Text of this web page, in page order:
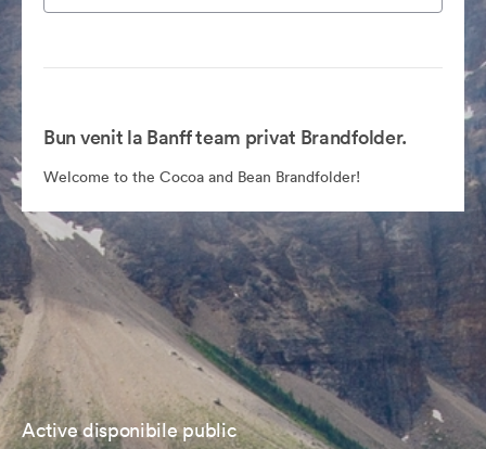
Bun venit la Banff team privat Brandfolder.
Welcome to the Cocoa and Bean Brandfolder!
Active disponibile public